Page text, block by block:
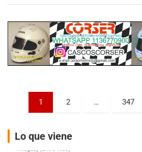
Paginación
entradas
1 2 … 347
Lo que viene
IAME SERIES ARGENTINA 6
Baradero (Buenos Aires)
KDO - F6
Ciudad de Trenque Lauquen (Asfalto)
Trenque Lauquen (Buenos Aires)
Parque de la Velocidad (Asfalto)
Villaguay (Entre Ríos)
El Cerro (Tierra)
Victoria (Entre Ríos)